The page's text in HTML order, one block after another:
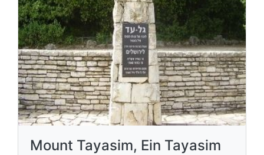
Mount Tayasim, Ein Tayasim